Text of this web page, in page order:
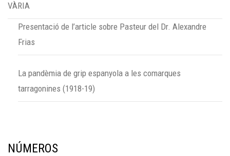
VÀRIA
Presentació de l’article sobre Pasteur del Dr. Alexandre
Frias
La pandèmia de grip espanyola a les comarques
tarragonines (1918-19)
NÚMEROS